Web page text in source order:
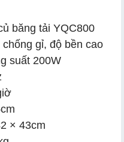
băng tải YQC800
gỉ, độ bền cao
suất 200W
× 43cm